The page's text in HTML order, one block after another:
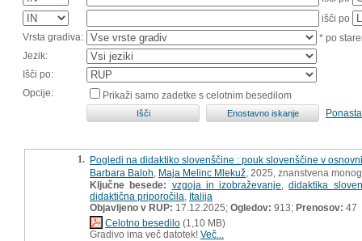
išči po
Vrsta gradiva:
* po
Jezik:
Išči po:
Opcije:
Prikaži samo zadetke s celotnim besedilom
1. Pogledi na didaktiko slovenščine : pouk slovenščine v
Barbara Baloh Maja Melinc Mlekuž , 2025, znanstvena
Ključne besede: vzgoja in izobraževanje ,didaktika
didaktična priporočila Italija
Objavljeno v RUP: 17.12.2025; Ogledov: 913; Prenosov: 47
Celotno besedilo (1,10 MB)
Gradivo ima več datotek! Več...